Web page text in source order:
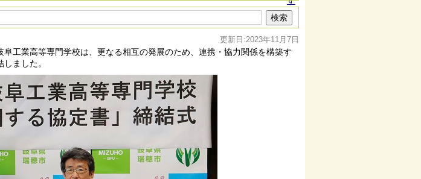
更新日:2023年11月7日
工業高等専門学校は、更なる相互の発展のため、連携・協力関係を構築す
ました。